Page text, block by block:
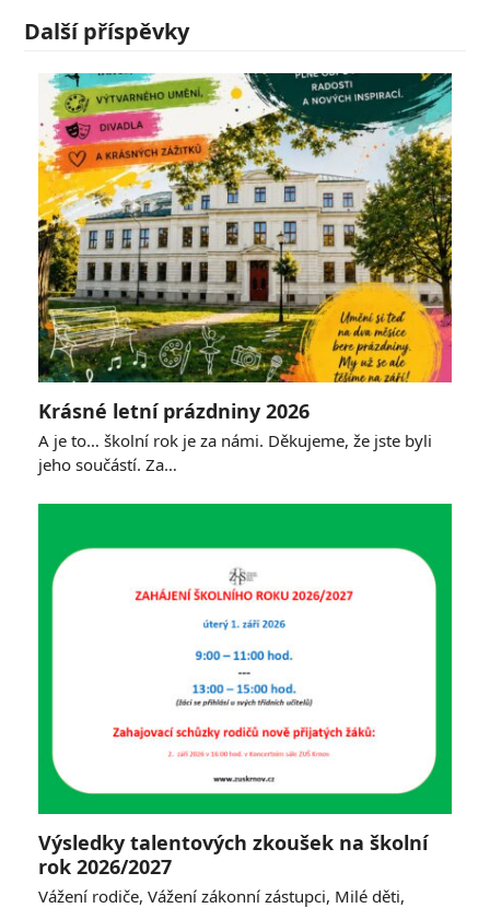
Další příspěvky
Krásné letní prázdniny 2026
A je to… školní rok je za námi. Děkujeme, že jste byli
jeho součástí. Za…
Výsledky talentových zkoušek na školní
rok 2026/2027
Vážení rodiče, Vážení zákonní zástupci, Milé děti,